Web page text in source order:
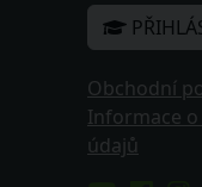
Obchodní
Informace
údajů